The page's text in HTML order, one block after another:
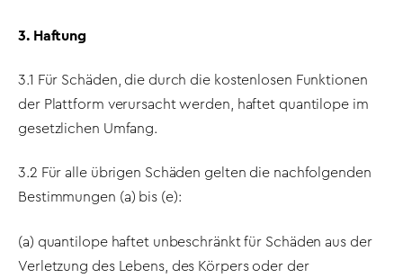
3. Haftung
3.1 Für Schäden, die durch die kostenlosen Funktionen
der Plattform verursacht werden, haftet quantilope im
gesetzlichen Umfang.
3.2 Für alle übrigen Schäden gelten die nachfolgenden
Bestimmungen (a) bis (e):
(a) quantilope haftet unbeschränkt für Schäden aus der
Verletzung des Lebens, des Körpers oder der